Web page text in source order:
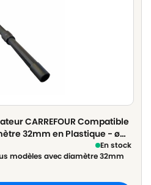
CARREFOUR Compatible
32mm en Plastique - ø
En stock
modèles avec diamètre 32mm